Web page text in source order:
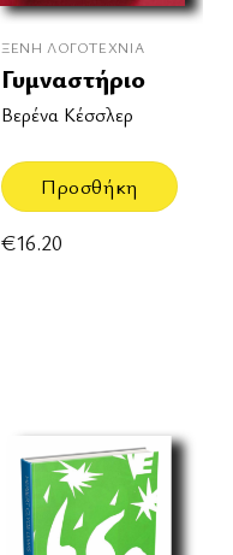
ΞΈΝΗ ΛΟΓΟΤΕΧΝΊΑ
Γυμναστήριο
Βερένα Κέσσλερ
Προσθήκη
€16.20